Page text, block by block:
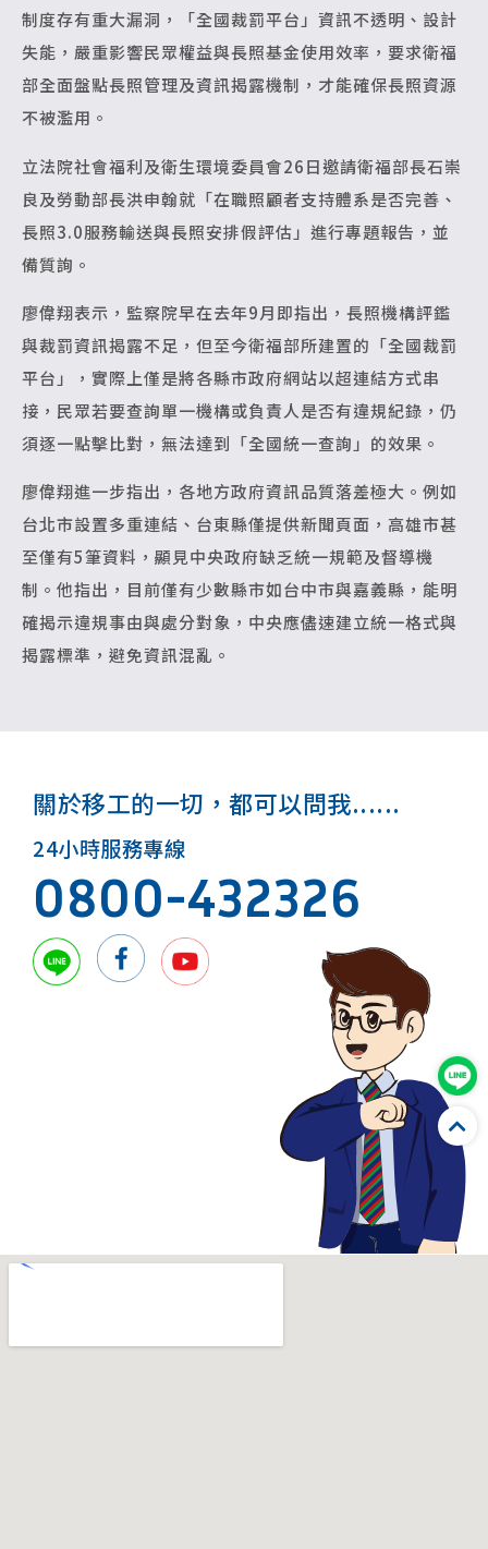
制度存有重大漏洞，「全國裁罰平台」資訊不透明、設計
失能，嚴重影響民眾權益與長照基金使用效率，要求衛福
部全面盤點長照管理及資訊揭露機制，才能確保長照資源
不被濫用。
立法院社會福利及衛生環境委員會26日邀請衛福部長石崇
良及勞動部長洪申翰就「在職照顧者支持體系是否完善、
長照3.0服務輸送與長照安排假評估」進行專題報告，並
備質詢。
廖偉翔表示，監察院早在去年9月即指出，長照機構評鑑
與裁罰資訊揭露不足，但至今衛福部所建置的「全國裁罰
平台」，實際上僅是將各縣市政府網站以超連結方式串
接，民眾若要查詢單一機構或負責人是否有違規紀錄，仍
須逐一點擊比對，無法達到「全國統一查詢」的效果。
廖偉翔進一步指出，各地方政府資訊品質落差極大。例如
台北市設置多重連結、台東縣僅提供新聞頁面，高雄市甚
至僅有5筆資料，顯見中央政府缺乏統一規範及督導機
制。他指出，目前僅有少數縣市如台中市與嘉義縣，能明
確揭示違規事由與處分對象，中央應儘速建立統一格式與
揭露標準，避免資訊混亂。
關於移工的一切，都可以問我......
24小時服務專線
0800-432326